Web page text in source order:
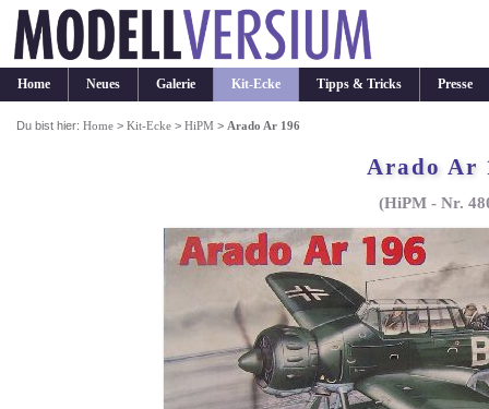
Home Neues Galerie Kit-Ecke Tipps & Tricks Presse
Du bist hier:Home >Kit-Ecke >HiPM > Arado Ar 196
Arado Ar
(HiPM - Nr.